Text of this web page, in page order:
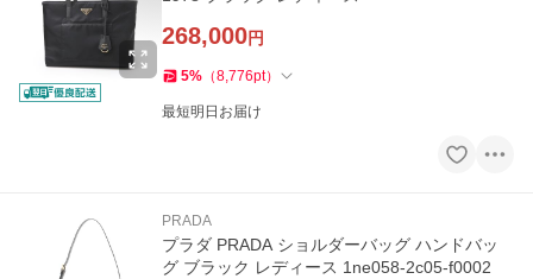
268,000円
5% （8,776pt）
最短明日お届け
PRADA
プラダ PRADA ショルダーバッグ ハンドバッ
グ ブラック レディース 1ne058-2c05-f0002